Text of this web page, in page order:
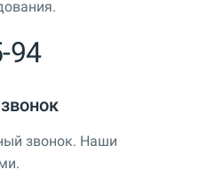
94
звонок. Наши